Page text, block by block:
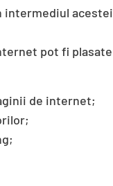
intermediul acestei
pot fi plasate
de internet;